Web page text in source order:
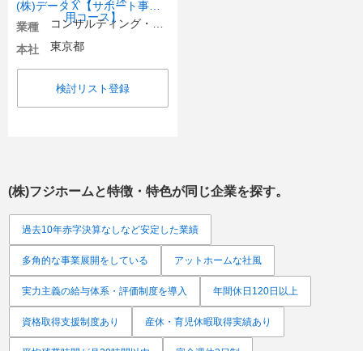
業種
本社
東京都
検討リスト登録
(株)フジホームと特徴・特色が同じ企業を探す。
過去10年赤字決算なしなど安定した業績
多角的な事業展開をしている アットホームな社風
実力主義の給与体系・評価制度を導入 年間休日120日以上
資格取得支援制度あり 産休・育児休暇取得実績あり